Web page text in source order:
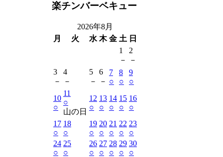
楽チンバーベキュー
2026年8月
月
火 水 木 金 土 日
1
－
2
－
3
－
4
－
5
－
6
－
7
○
8
○
9
○
10
○
11
○
山の日
12
○
13
○
14
○
15
○
16
○
17
○
18
○
19
○
20
○
21
○
22
○
23
○
24
○
25
○
26
○
27
○
28
○
29
○
30
○